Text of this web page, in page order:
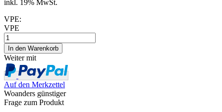
inkl. 19% MwSt.
VPE:
VPE
Weiter mit
Auf den Merkzettel
Woanders günstiger
Frage zum Produkt